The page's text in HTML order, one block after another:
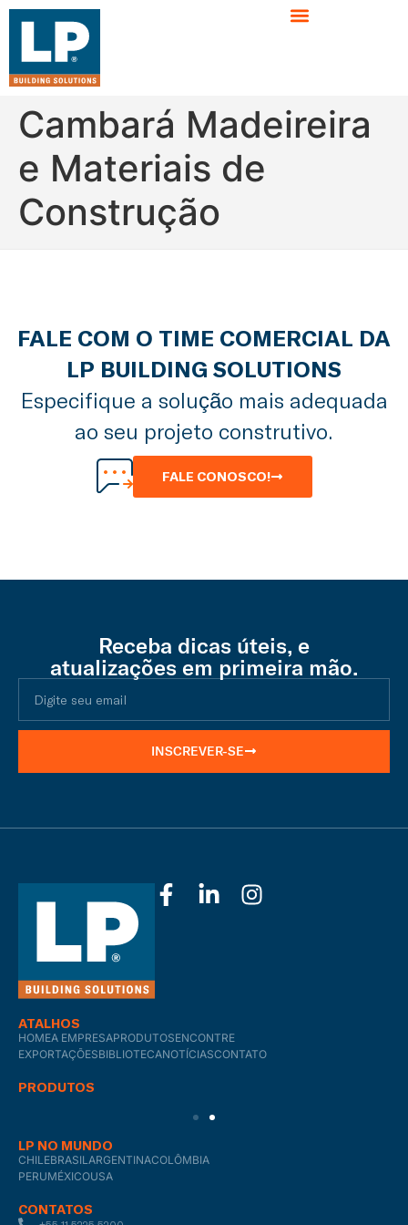
Cambará Madeireira
e Materiais de
Construção
FALE COM O TIME COMERCIAL DA
LP BUILDING SOLUTIONS
Especifique a solução mais adequada
ao seu projeto construtivo.
FALE CONOSCO!
Receba dicas úteis, e
atualizações em primeira mão.
INSCREVER-SE
ATALHOS
HOMEA EMPRESAPRODUTOSENCONTRE
EXPORTAÇÕESBIBLIOTECANOTÍCIASCONTATO
PRODUTOS
LP NO MUNDO
CHILEBRASILARGENTINACOLÔMBIA
PERUMÉXICOUSA
CONTATOS